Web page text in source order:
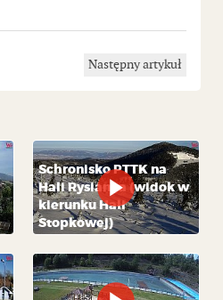
Następny artykuł
Schronisko PTTK na
Hali Rysianka (widok w
kierunku Hali
Stopkowej)